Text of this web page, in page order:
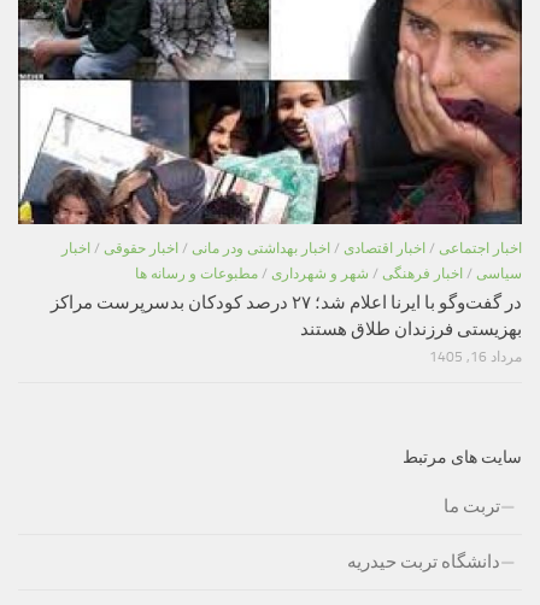
اخبار اجتماعی / اخبار اقتصادی / اخبار بهداشتی ودر مانی / اخبار حقوقی / اخبار
سیاسی / اخبار فرهنگی / شهر و شهرداری / مطبوعات و رسانه ها
در گفت‌وگو با ایرنا اعلام شد؛ ۲۷ درصد کودکان بدسرپرست مراکز
بهزیستی فرزندان طلاق هستند
مرداد 16, 1405
سایت های مرتبط
تربت ما
دانشگاه تربت حیدریه